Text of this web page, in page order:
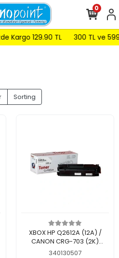
129.90 TL 300 TL ve 599
0
Sorting
Add to cart
XBOX HP Q2612A (12A) /
CANON CRG-703 (2K)
MUADİL TONER
340130507